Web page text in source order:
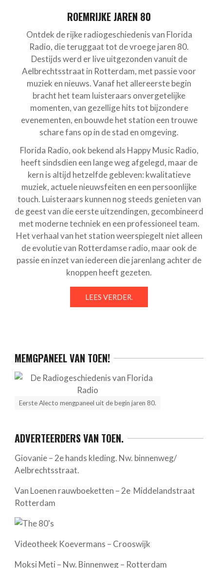
ROEMRIJKE JAREN 80
Ontdek de rijke radiogeschiedenis van Florida
Radio, die teruggaat tot de vroege jaren 80.
Destijds werd er live uitgezonden vanuit de
Aelbrechtsstraat in Rotterdam, met passie voor
muziek en nieuws. Vanaf het allereerste begin
bracht het team luisteraars onvergetelijke
momenten, van gezellige hits tot bijzondere
evenementen, en bouwde het station een trouwe
schare fans op in de stad en omgeving.
Florida Radio, ook bekend als Happy Music Radio,
heeft sindsdien een lange weg afgelegd, maar de
kern is altijd hetzelfde gebleven: kwalitatieve
muziek, actuele nieuwsfeiten en een persoonlijke
touch. Luisteraars kunnen nog steeds genieten van
de geest van die eerste uitzendingen, gecombineerd
met moderne techniek en een professioneel team.
Het verhaal van het station weerspiegelt niet alleen
de evolutie van Rotterdamse radio, maar ook de
passie en inzet van iedereen die jarenlang achter de
knoppen heeft gezeten.
LEES VERDER.
MEMGPANEEL VAN TOEN!
Eerste Alecto mengpaneel uit de begin jaren 80.
ADVERTEERDERS VAN TOEN.
Giovanie – 2e hands kleding. Nw. binnenweg/
Aelbrechtsstraat.
Van Loenen rauwboeketten – 2e Middelandstraat
Rotterdam
Videotheek Koevermans – Crooswijk
Moksi Meti – Nw. Binnenweg – Rotterdam